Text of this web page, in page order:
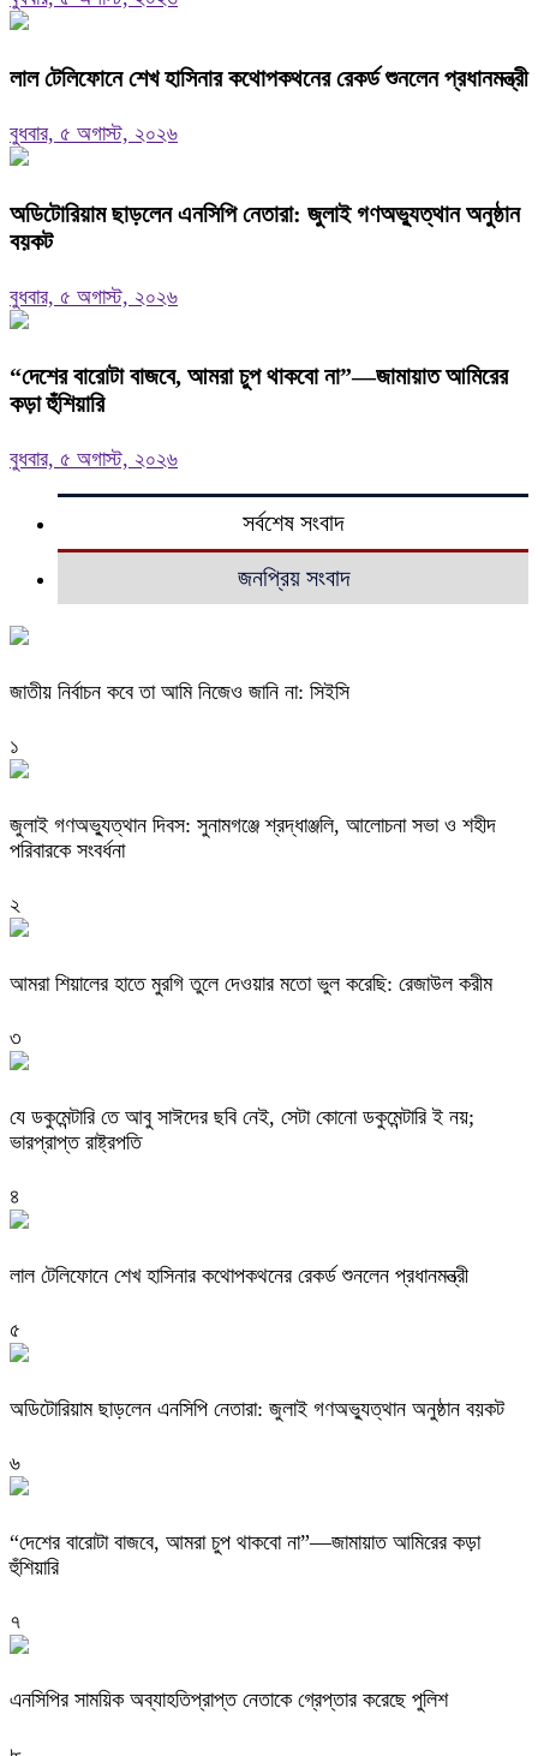
লাল টেলিফোনে শেখ হাসিনার কথোপকথনের রেকর্ড শুনলেন প্রধানমন্ত্রী
বুধবার, ৫ অগাস্ট, ২০২৬
অডিটোরিয়াম ছাড়লেন এনসিপি নেতারা: জুলাই গণঅভ্যুত্থান অনুষ্ঠান
বয়কট
বুধবার, ৫ অগাস্ট, ২০২৬
“দেশের বারোটা বাজবে, আমরা চুপ থাকবো না”—জামায়াত আমিরের
কড়া হুঁশিয়ারি
বুধবার, ৫ অগাস্ট, ২০২৬
সর্বশেষ সংবাদ
জনপ্রিয় সংবাদ
জাতীয় নির্বাচন কবে তা আমি নিজেও জানি না: সিইসি
১
জুলাই গণঅভ্যুত্থান দিবস: সুনামগঞ্জে শ্রদ্ধাঞ্জলি, আলোচনা সভা ও শহীদ
পরিবারকে সংবর্ধনা
২
‎আমরা শিয়ালের হাতে মুরগি তুলে দেওয়ার মতো ভুল করেছি: রেজাউল করীম
৩
যে ডকুমেন্টারি তে আবু সাঈদের ছবি নেই, সেটা কোনো ডকুমেন্টারি ই নয়;
ভারপ্রাপ্ত রাষ্ট্রপতি
৪
লাল টেলিফোনে শেখ হাসিনার কথোপকথনের রেকর্ড শুনলেন প্রধানমন্ত্রী
৫
অডিটোরিয়াম ছাড়লেন এনসিপি নেতারা: জুলাই গণঅভ্যুত্থান অনুষ্ঠান বয়কট
৬
“দেশের বারোটা বাজবে, আমরা চুপ থাকবো না”—জামায়াত আমিরের কড়া
হুঁশিয়ারি
৭
এনসিপির সাময়িক অব্যাহতিপ্রাপ্ত নেতাকে গ্রেপ্তার করেছে পুলিশ